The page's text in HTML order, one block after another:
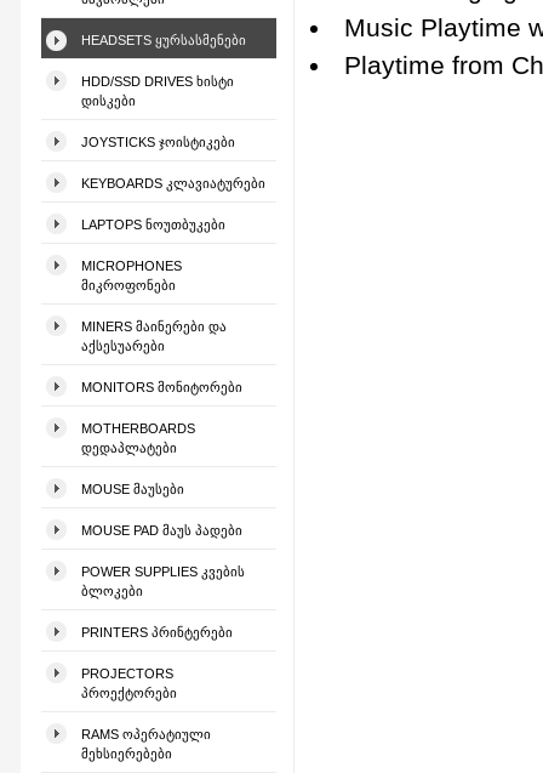
HEADSETS ᲧᲣᲠᲡᲐᲡᲛᲔᲜᲔᲑᲘ
HDD/SSD DRIVES ᲮᲘᲡᲢᲘ
ᲓᲘᲡᲙᲔᲑᲘ
JOYSTICKS ᲯᲝᲘᲡᲢᲘᲙᲔᲑᲘ
KEYBOARDS ᲙᲚᲐᲕᲘᲐᲢᲣᲠᲔᲑᲘ
LAPTOPS ᲜᲝᲣᲗᲑᲣᲙᲔᲑᲘ
MICROPHONES
ᲛᲘᲙᲠᲝᲤᲝᲜᲔᲑᲘ
MINERS ᲛᲐᲘᲜᲔᲠᲔᲑᲘ ᲓᲐ
ᲐᲥᲡᲔᲡᲣᲐᲠᲔᲑᲘ
MONITORS ᲛᲝᲜᲘᲢᲝᲠᲔᲑᲘ
MOTHERBOARDS
ᲓᲔᲓᲐᲞᲚᲐᲢᲔᲑᲘ
MOUSE ᲛᲐᲣᲡᲔᲑᲘ
MOUSE PAD ᲛᲐᲣᲡ ᲞᲐᲓᲔᲑᲘ
POWER SUPPLIES ᲙᲕᲔᲑᲘᲡ
ᲑᲚᲝᲙᲔᲑᲘ
PRINTERS ᲞᲠᲘᲜᲢᲔᲠᲔᲑᲘ
PROJECTORS
ᲞᲠᲝᲔᲥᲢᲝᲠᲔᲑᲘ
RAMS ᲝᲞᲔᲠᲐᲢᲘᲣᲚᲘ
ᲛᲔᲮᲡᲘᲔᲠᲔᲑᲔᲑᲘ
Music Playtime
Playtime from